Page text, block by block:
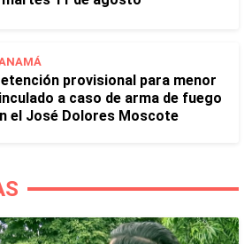
provisional para menor
a caso de arma de fuego
el José Dolores Moscote